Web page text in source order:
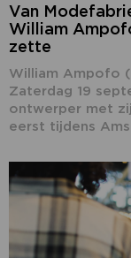
Van
William
zette
William Ampofo
Zaterdag 19
ontwerper met
eerst tijdens